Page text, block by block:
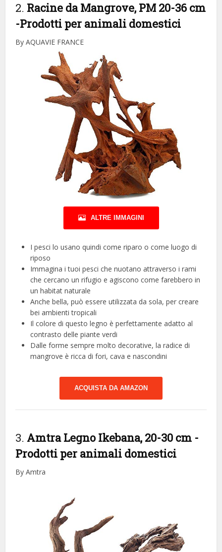
2. Racine da Mangrove, PM 20-36 cm
-Prodotti per animali domestici
By AQUAVIE FRANCE
ALTRE IMMAGINI
I pesci lo usano quindi come riparo o come luogo di
riposo
Immagina i tuoi pesci che nuotano attraverso i rami
che cercano un rifugio e agiscono come farebbero in
un habitat naturale
Anche bella, può essere utilizzata da sola, per creare
bei ambienti tropicali
Il colore di questo legno è perfettamente adatto al
contrasto delle piante verdi
Dalle forme sempre molto decorative, la radice di
mangrove è ricca di fori, cava e nascondini
ACQUISTA DA AMAZON
3. Amtra Legno Ikebana, 20-30 cm -
Prodotti per animali domestici
By Amtra